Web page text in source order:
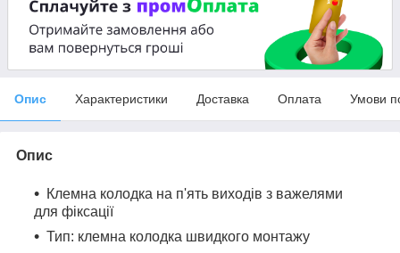
Опис Характеристики Доставка Оплата Умови
Опис
Клемна колодка на п'ять виходів з важелями
для фіксації
Тип: клемна колодка швидкого монтажу